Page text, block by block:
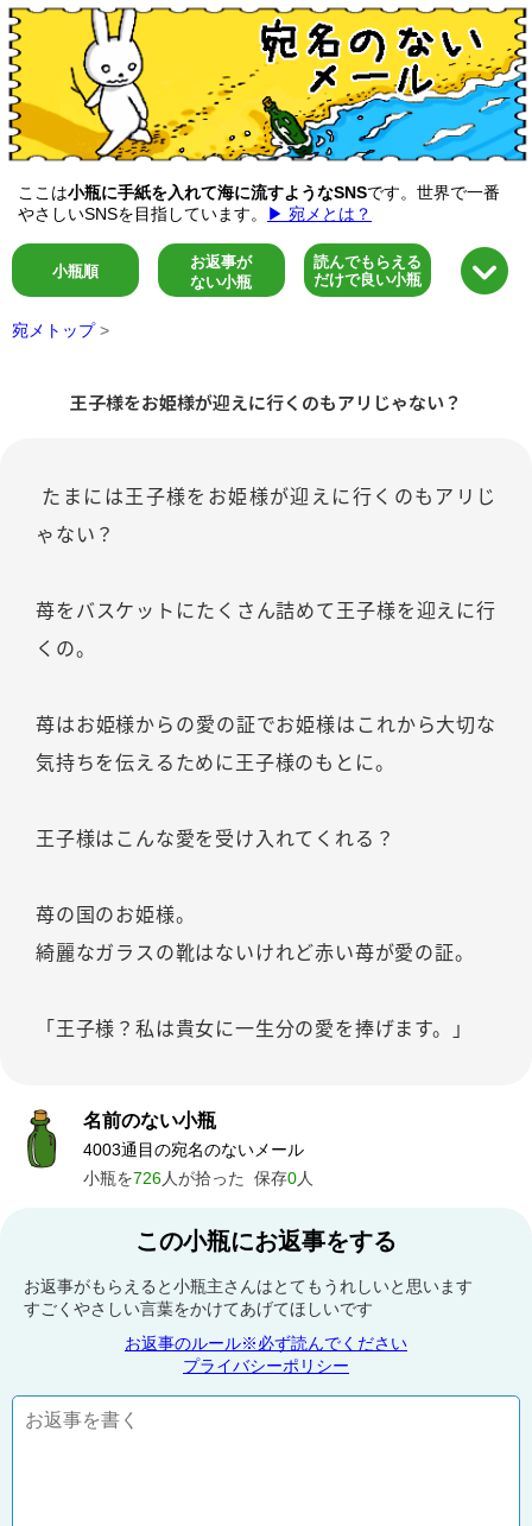
ここは小瓶に手紙を入れて海に流すようなSNSです。世界で一番
やさしいSNSを目指しています。
▶ 宛メとは？
小瓶順
お返事が
ない小瓶
読んでもらえる
だけで良い小瓶
宛メトップ >
王子様をお姫様が迎えに行くのもアリじゃない？
たまには王子様をお姫様が迎えに行くのもアリじ
ゃない？
苺をバスケットにたくさん詰めて王子様を迎えに行
くの。
苺はお姫様からの愛の証でお姫様はこれから大切な
気持ちを伝えるために王子様のもとに。
王子様はこんな愛を受け入れてくれる？
苺の国のお姫様。
綺麗なガラスの靴はないけれど赤い苺が愛の証。
「王子様？私は貴女に一生分の愛を捧げます。」
名前のない小瓶
4003通目の宛名のないメール
小瓶を726 人が拾った 保存0 人
この小瓶にお返事をする
お返事がもらえると小瓶主さんはとてもうれしいと思います
すごくやさしい言葉をかけてあげてほしいです
お返事のルール※必ず読んでください
プライバシーポリシー